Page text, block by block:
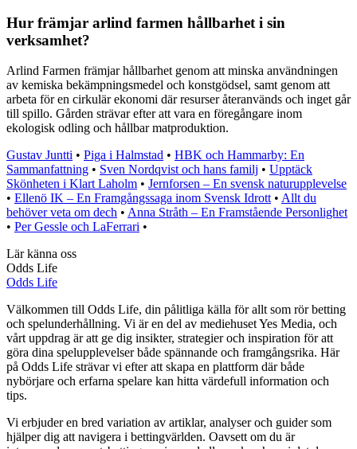
Hur främjar arlind farmen hållbarhet i sin
verksamhet?
Arlind Farmen främjar hållbarhet genom att minska användningen
av kemiska bekämpningsmedel och konstgödsel, samt genom att
arbeta för en cirkulär ekonomi där resurser återanvänds och inget går
till spillo. Gården strävar efter att vara en föregångare inom
ekologisk odling och hållbar matproduktion.
Gustav Juntti • Piga i Halmstad • HBK och Hammarby: En
Sammanfattning • Sven Nordqvist och hans familj • Upptäck
Skönheten i Klart Laholm • Jernforsen – En svensk naturupplevelse
• Ellenö IK – En Framgångssaga inom Svensk Idrott• Allt du
behöver veta om dech • Anna Stråth – En Framstående Personlighet
• Per Gessle och LaFerrari •
Lär känna oss
Odds Life
Odds Life
Välkommen till Odds Life, din pålitliga källa för allt som rör betting
och spelunderhållning. Vi är en del av mediehuset Yes Media, och
vårt uppdrag är att ge dig insikter, strategier och inspiration för att
göra dina spelupplevelser både spännande och framgångsrika. Här
på Odds Life strävar vi efter att skapa en plattform där både
nybörjare och erfarna spelare kan hitta värdefull information och
tips.
Vi erbjuder en bred variation av artiklar, analyser och guider som
hjälper dig att navigera i bettingvärlden. Oavsett om du är